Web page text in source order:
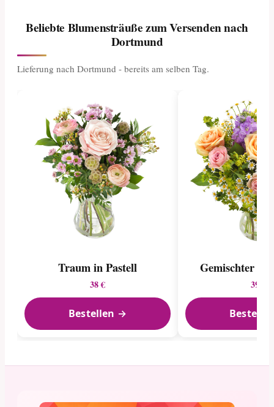
Beliebte Blumensträuße zum Versenden nach
Dortmund
Lieferung nach Dortmund - bereits am selben Tag.
Traum in Pastell
38 €
Bestellen →
Gemischter
39 €